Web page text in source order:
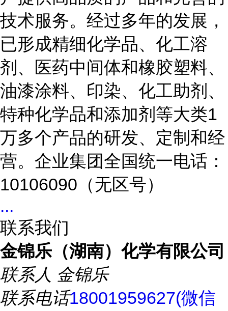
技术服务。经过多年的发展，
已形成精细化学品、化工溶
剂、医药中间体和橡胶塑料、
油漆涂料、印染、化工助剂、
特种化学品和添加剂等大类1
万多个产品的研发、定制和经
营。企业集团全国统一电话：
10106090（无区号）
...
联系我们
金锦乐（湖南）化学有限公司
联系人 金锦乐
联系电话18001959627(微信